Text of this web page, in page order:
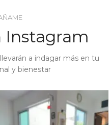
Instagram
a indagar más en tu
y bienestar